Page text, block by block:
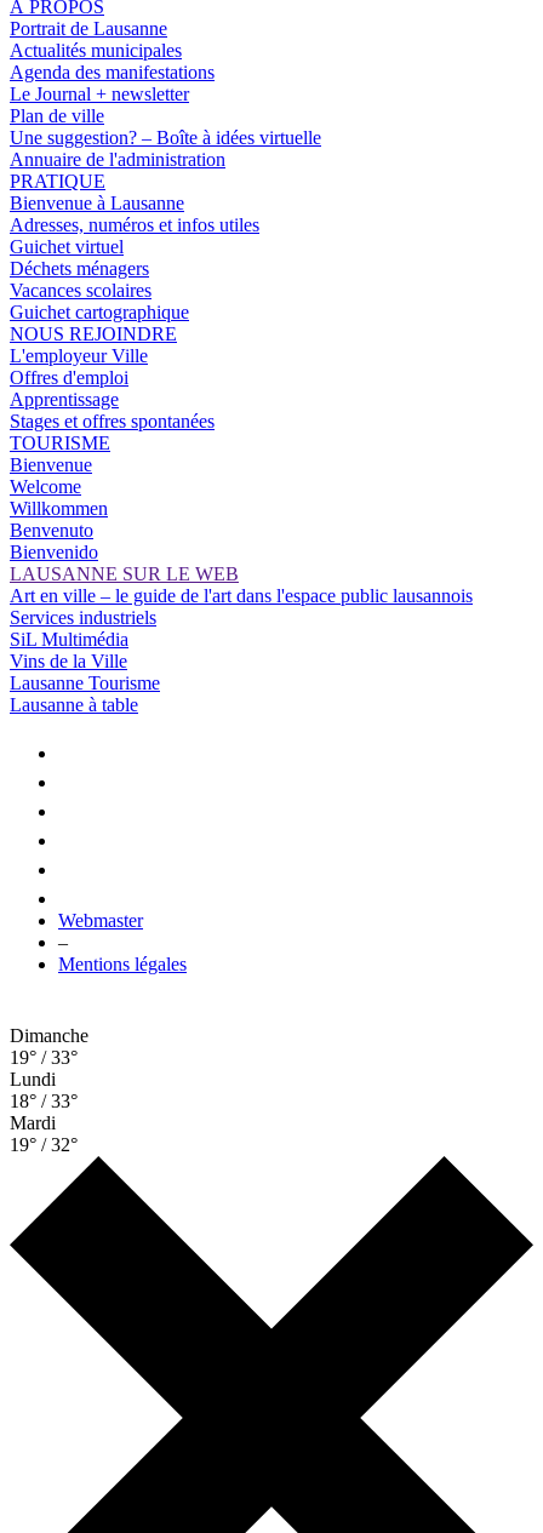
À PROPOS
Portrait de Lausanne
Actualités municipales
Agenda des manifestations
Le Journal + newsletter
Plan de ville
Une suggestion? – Boîte à idées virtuelle
Annuaire de l'administration
PRATIQUE
Bienvenue à Lausanne
Adresses, numéros et infos utiles
Guichet virtuel
Déchets ménagers
Vacances scolaires
Guichet cartographique
NOUS REJOINDRE
L'employeur Ville
Offres d'emploi
Apprentissage
Stages et offres spontanées
TOURISME
Bienvenue
Welcome
Willkommen
Benvenuto
Bienvenido
LAUSANNE SUR LE WEB
Art en ville – le guide de l'art dans l'espace public lausannois
Services industriels
SiL Multimédia
Vins de la Ville
Lausanne Tourisme
Lausanne à table
Webmaster
–
Mentions légales
Dimanche
19° / 33°
Lundi
18° / 33°
Mardi
19° / 32°